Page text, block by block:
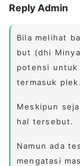
Reply Admin
Bila melihat
but (dhi
potensi untuk
termasuk plek.
Meskipun
hal tersebut.
Namun ada
mengatasi